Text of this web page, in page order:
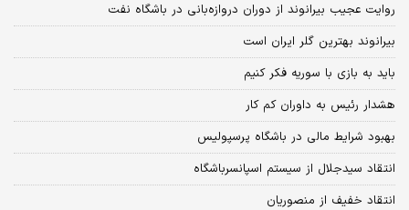
روایت عجیب بیرانوند از دوران دروازه‌بانی در باشگاه نفت
بیرانوند بهترین گلر ایران است
باید به بازی با سوریه فکر کنیم
هشدار رئیس به داوران کم کار
بهبود شرایط مالی در باشگاه پرسپولیس
انتقاد سیدجلال از سیستم اسپانسرباشگاه
انتقاد خفیف از منصوریان